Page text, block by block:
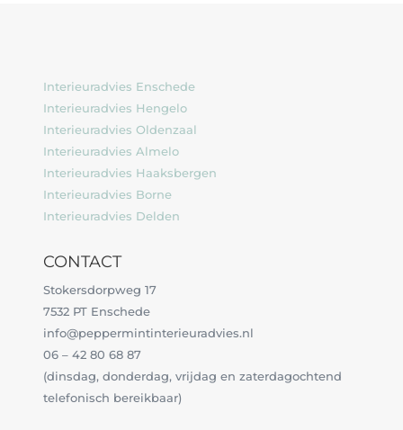
Interieuradvies Enschede
Interieuradvies Hengelo
Interieuradvies Oldenzaal
Interieuradvies Almelo
Interieuradvies Haaksbergen
Interieuradvies Borne
Interieuradvies Delden
CONTACT
Stokersdorpweg 17
7532 PT Enschede
info@peppermintinterieuradvies.nl
06 – 42 80 68 87
(dinsdag, donderdag, vrijdag en zaterdagochtend
telefonisch bereikbaar)